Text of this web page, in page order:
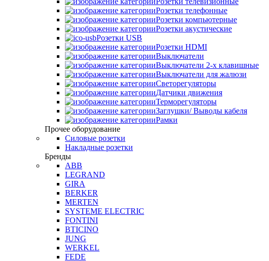
Розетки телефонные
Розетки компьютерные
Розетки акустические
Розетки USB
Розетки HDMI
Выключатели
Выключатели 2-х клавишные
Выключатели для жалюзи
Светорегуляторы
Датчики движения
Терморегуляторы
Заглушки/ Выводы кабеля
Рамки
Прочее оборудование
Силовые розетки
Накладные розетки
Бренды
ABB
LEGRAND
GIRA
BERKER
MERTEN
SYSTEME ELECTRIC
FONTINI
BTICINO
JUNG
WERKEL
FEDE